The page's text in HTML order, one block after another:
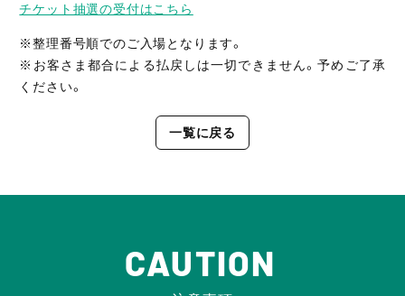
チケット抽選の受付はこちら
※整理番号順でのご入場となります。
※お客さま都合による払戻しは一切できません。予めご了承
ください。
一覧に戻る
CAUTION